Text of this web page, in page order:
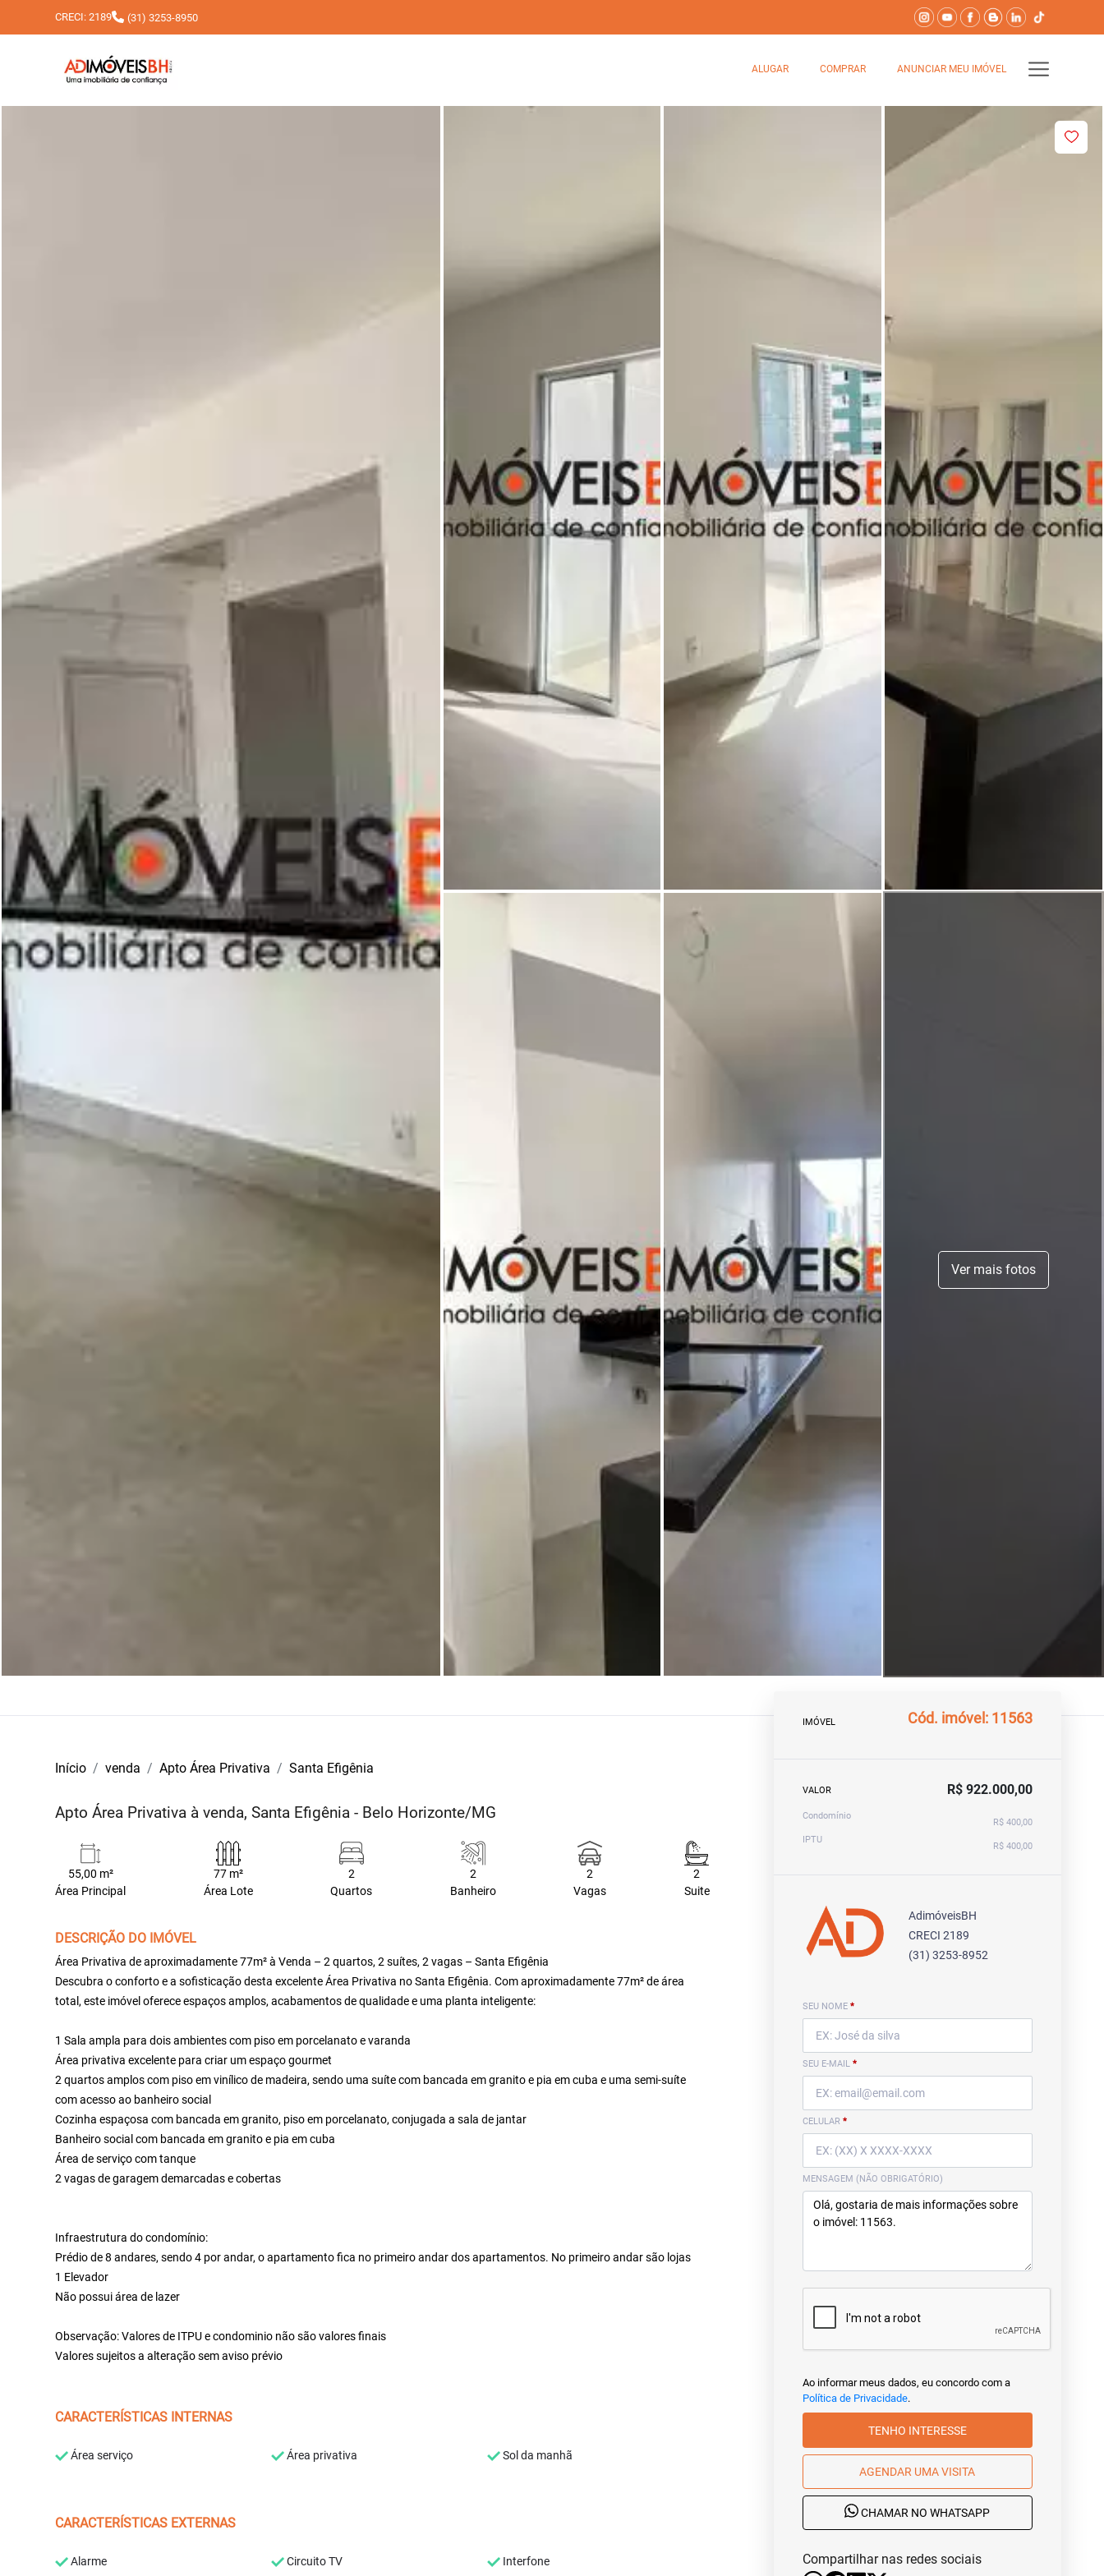
CRECI: 2189 (31) 3253-8950
ALUGAR COMPRAR ANUNCIAR MEU IMÓVEL
Ver mais fotos
Início venda Apto Área Privativa Santa Efigênia
Apto Área Privativa à venda, Santa Efigênia - Belo Horizonte/MG
55,00 m²
Área Principal
77 m²
Área Lote
2
Quartos
2
Banheiro
2
Vagas
2
Suite
DESCRIÇÃO DO IMÓVEL
Área Privativa de aproximadamente 77m² à Venda – 2 quartos, 2 suítes, 2 vagas – Santa Efigênia
Descubra o conforto e a sofisticação desta excelente Área Privativa no Santa Efigênia. Com aproximadamente 77m² de área
total, este imóvel oferece espaços amplos, acabamentos de qualidade e uma planta inteligente:
1 Sala ampla para dois ambientes com piso em porcelanato e varanda
Área privativa excelente para criar um espaço gourmet
2 quartos amplos com piso em vinílico de madeira, sendo uma suíte com bancada em granito e pia em cuba e uma semi-suíte
com acesso ao banheiro social
Cozinha espaçosa com bancada em granito, piso em porcelanato, conjugada a sala de jantar
Banheiro social com bancada em granito e pia em cuba
Área de serviço com tanque
2 vagas de garagem demarcadas e cobertas
Infraestrutura do condomínio:
Prédio de 8 andares, sendo 4 por andar, o apartamento fica no primeiro andar dos apartamentos. No primeiro andar são lojas
1 Elevador
Não possui área de lazer
Observação: Valores de ITPU e condominio não são valores finais
Valores sujeitos a alteração sem aviso prévio
CARACTERÍSTICAS INTERNAS
Área serviço Área privativa Sol da manhã
CARACTERÍSTICAS EXTERNAS
Alarme Circuito TV Interfone
IMÓVEL Cód. imóvel: 11563
VALOR R$ 922.000,00
Condomínio
R$ 400,00
IPTU
R$ 400,00
AdimóveisBH
CRECI 2189
(31) 3253-8952
SEU NOME *
SEU E-MAIL *
CELULAR *
MENSAGEM (NÃO OBRIGATÓRIO)
Ao informar meus dados, eu concordo com a
Política de Privacidade.
TENHO INTERESSE
AGENDAR UMA VISITA
CHAMAR NO WHATSAPP
Compartilhar nas redes sociais